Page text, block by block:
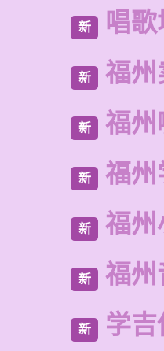
新 唱歌
新 福州
新 福州
新 福州
新 福州
新 福州
新 学